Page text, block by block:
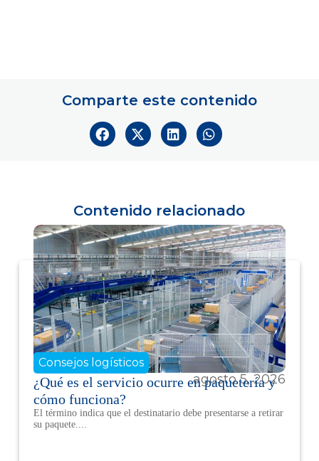
Comparte este contenido
Contenido relacionado
agosto 5, 2026
Consejos logísticos
¿Qué es el servicio ocurre en paquetería y
cómo funciona?
El término indica que el destinatario debe presentarse a retirar
su paquete....